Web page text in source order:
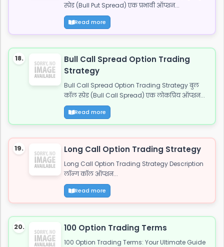
स्प्रेड (Bull Put Spread) एक प्रभावी ऑप्शन...
Read more
18.
Bull Call Spread Option Trading
Strategy
Bull Call Spread Option Trading Strategy बुल
कॉल स्प्रेड (Bull Call Spread) एक लोकप्रिय ऑप्शन...
Read more
19. Long Call Option Trading Strategy
Long Call Option Trading Strategy Description
लॉन्ग कॉल ऑप्शन...
Read more
20. 100 Option Trading Terms
100 Option Trading Terms: Your Ultimate Guide